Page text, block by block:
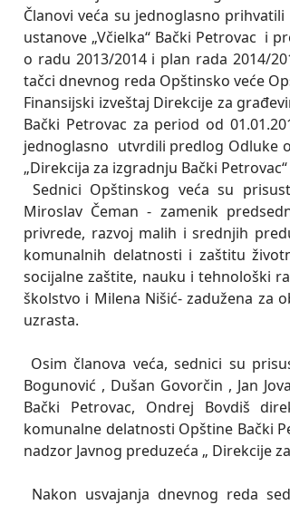
Članovi veća su jednoglasno
ustanove „Včielka“ Bački Petrovac i
o radu 2013/2014 i plan rada 2014/
tačci dnevnog reda Opštinsko veće
Finansijski izveštaj Direkcije za
Bački Petrovac za period od
jednoglasno utvrdili predlog Odluke
„Direkcija za izgradnju Bački Petrovac“
Sednici Opštinskog veća su
Miroslav Čeman - zamenik
privrede, razvoj malih i srednjih
komunalnih delatnosti i zaštitu
socijalne zaštite, nauku i tehnološki
školstvo i Milena Nišić- zadužena za
uzrasta.
Osim članova veća, sednici su
Bogunović , Dušan Govorčin , Jan
Bački Petrovac, Ondrej Bovdiš
komunalne delatnosti Opštine Bački
nadzor Javnog preduzeća „ Direkcije
Nakon usvajanja dnevnog reda